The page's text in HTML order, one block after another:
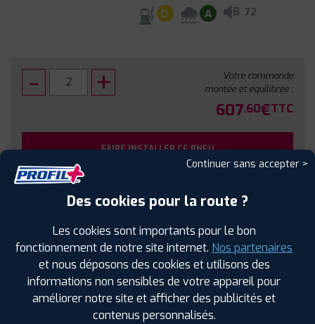
D A B 72
Votre commande
montée et équilibrée :
607.60€TTC
FAIRE INSTALLER CE PNEU
Sous réserve de disponibilité en agence
SPÉCIFICATIONS AVIS CLIENTS ÉTIQUETAGE
Étiquetage
Continuer sans accepter >
Des cookies pour la route ?
Les cookies sont importants pour le bon
fonctionnement de notre site internet. Nos partenaires
et nous déposons des cookies et utilisons des
informations non sensibles de votre appareil pour
améliorer notre site et afficher des publicités et
contenus personnalisés.